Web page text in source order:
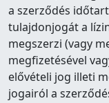
a szerződés
tulajdonjogát a
megszerzi (vagy
megfizetésével
elővételi jog illeti
jogairól a